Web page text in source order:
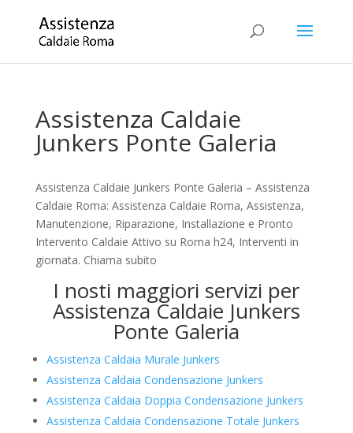
Assistenza Caldaie
Junkers Ponte Galeria
Assistenza Caldaie Junkers Ponte Galeria – Assistenza
Caldaie Roma: Assistenza Caldaie Roma, Assistenza,
Manutenzione, Riparazione, Installazione e Pronto
Intervento Caldaie Attivo su Roma h24, Interventi in
giornata. Chiama subito
I nosti maggiori servizi per
Assistenza Caldaie Junkers
Ponte Galeria
Assistenza Caldaia Murale Junkers
Assistenza Caldaia Condensazione Junkers
Assistenza Caldaia Doppia Condensazione Junkers
Assistenza Caldaia Condensazione Totale Junkers